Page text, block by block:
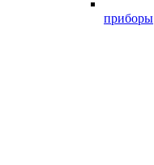
приборы